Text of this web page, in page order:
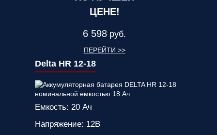
ЦЕНЕ!
6 598 руб.
ПЕРЕЙТИ >>
Delta HR 12-18
Емкость: 20 Ач
Напряжение: 12В